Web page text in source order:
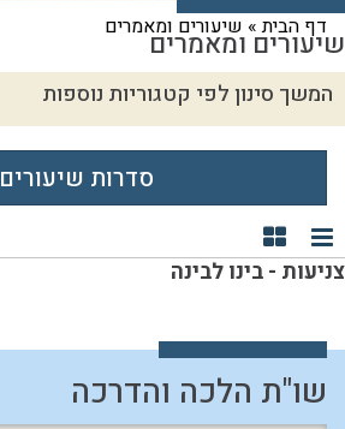
דף הבית» שיעורים ומאמרים
שיעורים ומאמרים
המשך סינון לפי קטגוריות נוספות
סדרות שיעורים
תצוגת רשימה
תצוגת קוביות
צניעות - בינו לבינה
שו"ת הלכה והדרכה